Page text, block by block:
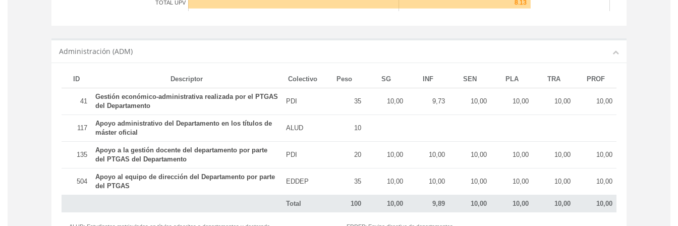
TOTAL UPV
Administración (ADM)
ID Descriptor Colectivo Peso SG INF SEN PLA TRA PROF
Total 100 10,00 9,89 10,00 10,00 10,00 10,00
41
Gestión económico-administrativa realizada por el PTGAS
del Departamento
PDI 35 10,00 9,73 10,00 10,00 10,00 10,00
117
Apoyo administrativo del Departamento en los títulos de
máster oficial
ALUD 10
135
Apoyo a la gestión docente del departamento por parte
del PTGAS del Departamento
PDI 20 10,00 10,00 10,00 10,00 10,00 10,00
504
Apoyo al equipo de dirección del Departamento por parte
del PTGAS
EDDEP 35 10,00 10,00 10,00 10,00 10,00 10,00